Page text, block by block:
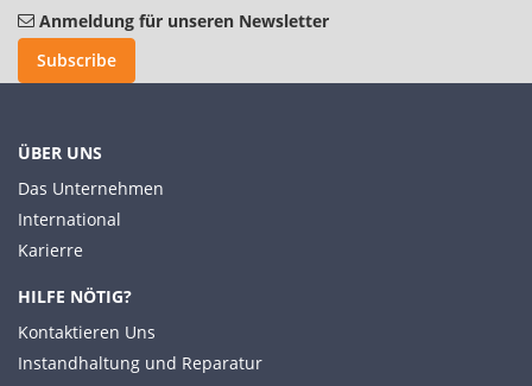
Anmeldung für unseren Newsletter
Subscribe
ÜBER UNS
Das Unternehmen
International
Karierre
HILFE NÖTIG?
Kontaktieren Uns
Instandhaltung und Reparatur